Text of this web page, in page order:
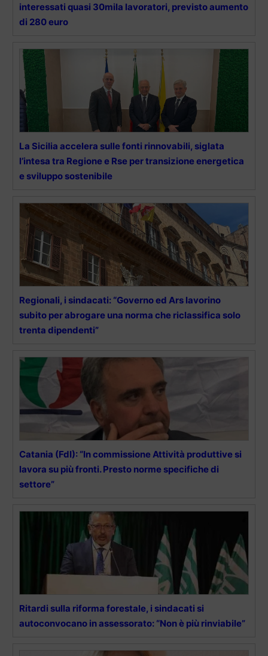
interessati quasi 30mila lavoratori, previsto aumento
di 280 euro
La Sicilia accelera sulle fonti rinnovabili, siglata
l’intesa tra Regione e Rse per transizione energetica
e sviluppo sostenibile
Regionali, i sindacati: “Governo ed Ars lavorino
subito per abrogare una norma che riclassifica solo
trenta dipendenti”
Catania (FdI): “In commissione Attività produttive si
lavora su più fronti. Presto norme specifiche di
settore”
Ritardi sulla riforma forestale, i sindacati si
autoconvocano in assessorato: “Non è più rinviabile”